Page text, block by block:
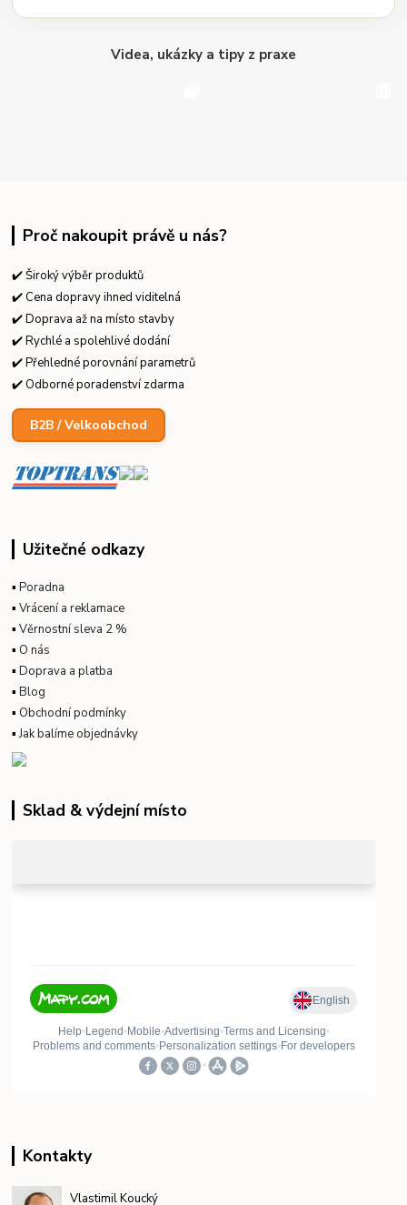
Videa, ukázky a tipy z praxe
Proč nakoupit právě u nás?
✔️ Široký výběr produktů
✔️ Cena dopravy ihned viditelná
✔️ Doprava až na místo stavby
✔️ Rychlé a spolehlivé dodání
✔️ Přehledné porovnání parametrů
✔️ Odborné poradenství zdarma
B2B / Velkoobchod
Užitečné odkazy
▪Poradna
▪Vrácení a reklamace
▪Věrnostní sleva 2 %
▪ O nás
▪Doprava a platba
▪Blog
▪ Obchodní podmínky
▪Jak balíme objednávky
Sklad & výdejní místo
Kontakty
Vlastimil Koucký